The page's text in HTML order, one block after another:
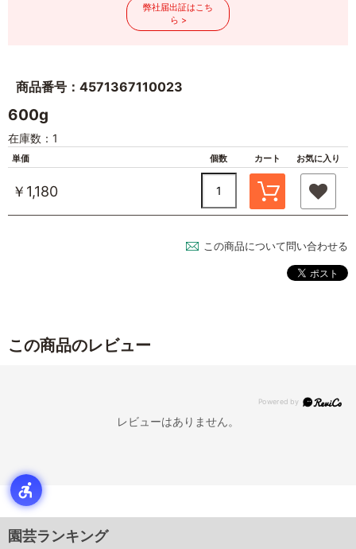
弊社届出証はこち
ら >
商品番号：4571367110023
600g
在庫数：1
単価 個数 カート お気に入り
￥1,180
この商品について問い合わせる
この商品のレビュー
レビューはありません。
園芸ランキング